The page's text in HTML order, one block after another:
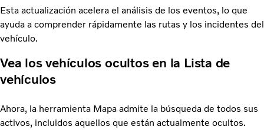
Esta actualización acelera el análisis de los eventos, lo que
ayuda a comprender rápidamente las rutas y los incidentes del
vehículo.
Vea los vehículos ocultos en la Lista de
vehículos
Ahora, la herramienta Mapa admite la búsqueda de todos sus
activos, incluidos aquellos que están actualmente ocultos.